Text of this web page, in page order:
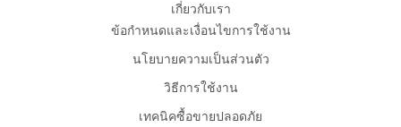
เกี่ยวกับเรา
ข้อกำหนดและเงื่อนไขการใช้งาน
นโยบายความเป็นส่วนตัว
วิธีการใช้งาน
เทคนิคซื้อขายปลอดภัย